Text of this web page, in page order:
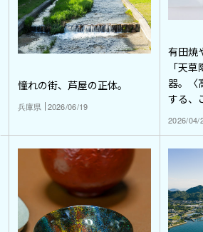
憧れの街、芦屋の正体。
兵庫県 2026/06/19
有田焼
「天
器。〈
する、
2026/04/